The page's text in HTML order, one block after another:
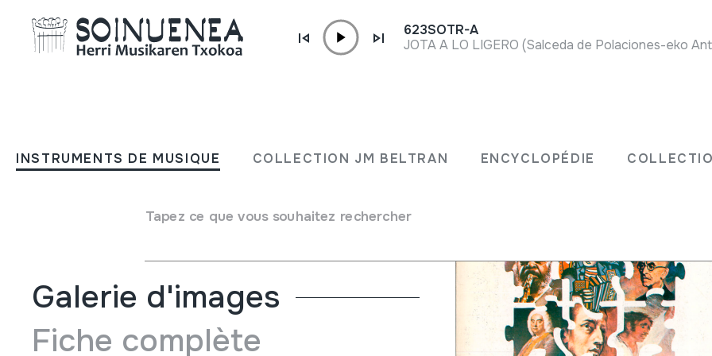
INSTRUMENTS DE MUSIQUE COLLECTION JM BELTRAN ENCYCLOPÉDIE
Tapez ce que vous souhaitez rechercher
623SOTR-A
Müsica y Sociedad
->ESPAINIA
Galerie d'images
Fiche complète